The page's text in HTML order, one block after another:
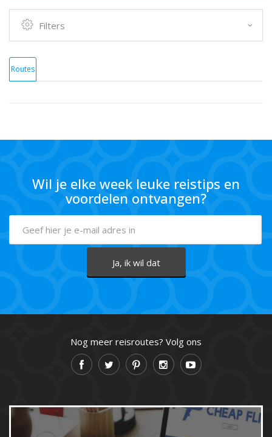
Filters
Routes
Wil je elke week leuke reistips en
voordelen ontvangen?
Nog meer reisroutes? Volg ons